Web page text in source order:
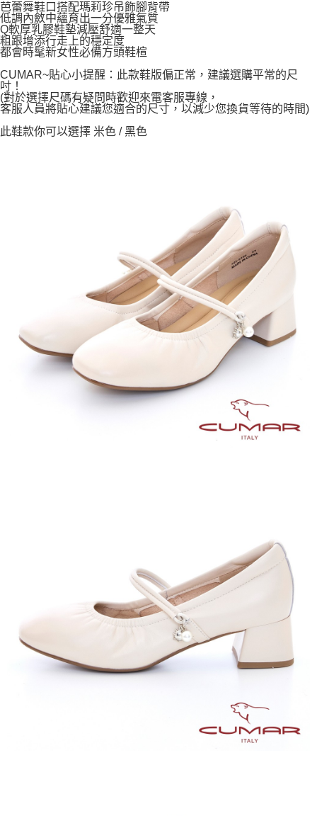
芭蕾舞鞋口搭配瑪莉珍吊飾腳背帶
低調內斂中蘊育出一分優雅氣質
Q軟厚乳膠鞋墊減壓舒適一整天
粗跟增添行走上的穩定度
都會時髦新女性必備方頭鞋楦
CUMAR~貼心小提醒：此款鞋版偏正常，建議選購平常的尺
吋！
(對於選擇尺碼有疑問時歡迎來電客服專線，
客服人員將貼心建議您適合的尺寸，以減少您換貨等待的時間)
此鞋款你可以選擇 米色 / 黑色